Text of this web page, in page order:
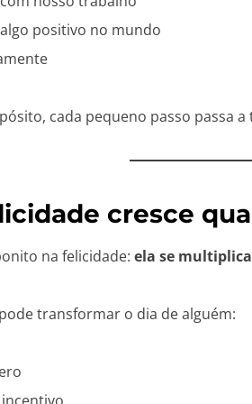
positivo no mundo
cada pequeno passo passa a
cresce
na felicidade: ela se
transformar o dia de alguém: